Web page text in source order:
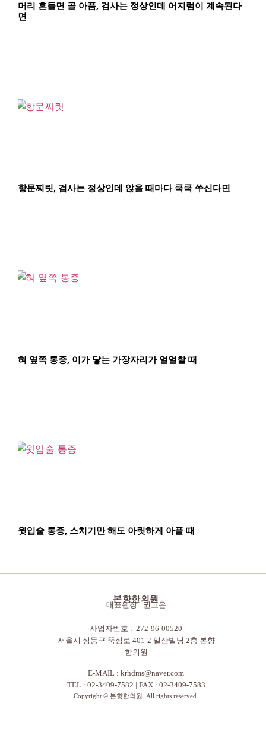
머리 흔들면 골 아픔, 검사는 정상인데 어지럼이 계속된다
면
항문찌릿, 검사는 정상인데 앉을 때마다 쿡쿡 쑤신다면
혀 옆쪽 통증, 이가 닿는 가장자리가 얼얼할 때
윗입술 통증, 스치기만 해도 아릿하게 아플 때
본향한의원
대표원장 : 권고은
사업자번호 : 272-96-00520
서울시 성동구 뚝섬로 401-2 일산빌딩 2층 본향
한의원
E-MAIL : krhdms@naver.com
TEL : 02-3409-7582 | FAX : 02-3409-7583
Copyright © 본향한의원. All rights reserved.